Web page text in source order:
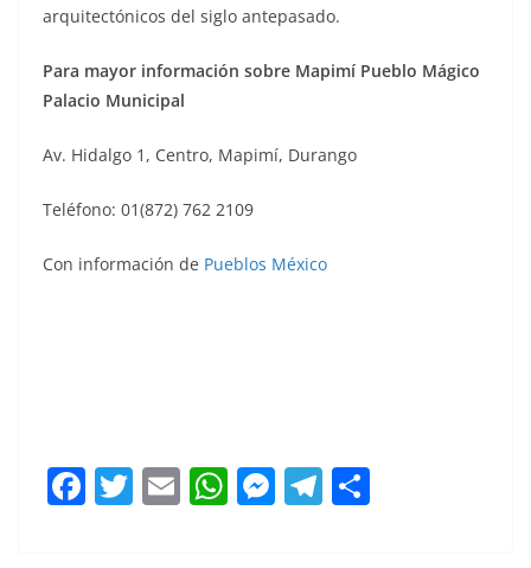
arquitectónicos del siglo antepasado.
Para mayor información sobre Mapimí Pueblo Mágico
Palacio Municipal
Av. Hidalgo 1, Centro, Mapimí, Durango
Teléfono: 01(872) 762 2109
Con información de Pueblos México
F T E W M T